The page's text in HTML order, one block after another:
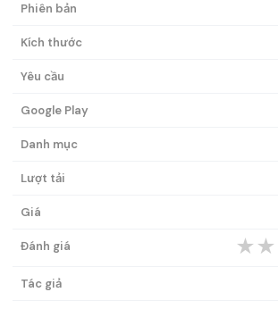
Phiên bản
Kích thước
Yêu cầu
Google Play
Danh mục
Lượt tải
Giá
Đánh giá ★ ★
Tác giả